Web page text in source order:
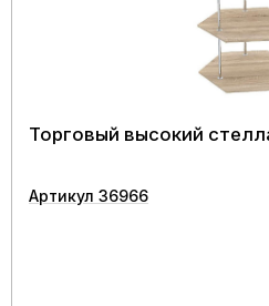
Торговый высокий
Артикул 36966